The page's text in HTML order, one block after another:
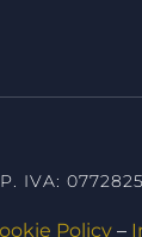
Policy–